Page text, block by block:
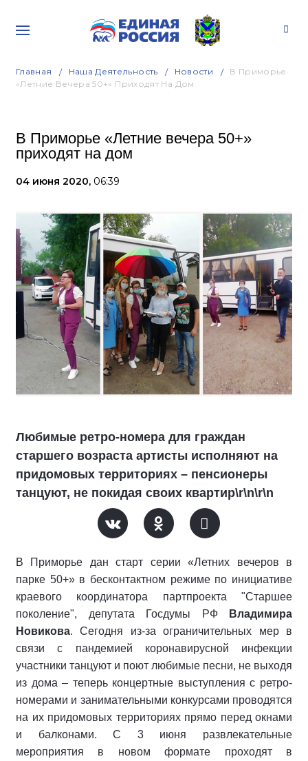
Главная Наша Деятельность Новости
В Приморье
«Летние Вечера 50+» Приходят На Дом
В Приморье «Летние вечера 50+»
приходят на дом
04 июня 2020, 06:39
Любимые ретро-номера для граждан
старшего возраста артисты исполняют на
придомовых территориях – пенсионеры
танцуют, не покидая своих квартир\r\n\r\n
В Приморье дан старт серии «Летних вечеров в
парке 50+» в бесконтактном режиме по инициативе
краевого координатора партпроекта "Старшее
поколение", депутата Госдумы РФ
Владимира
Новикова. Сегодня из-за ограничительных мер в
связи с пандемией коронавирусной инфекции
участники танцуют и поют любимые песни, не выходя
из дома – теперь концертные выступления с ретро-
номерами и занимательными конкурсами проводятся
на их придомовых территориях прямо перед окнами
и балконами. С 3 июня развлекательные
мероприятия в новом формате проходят в